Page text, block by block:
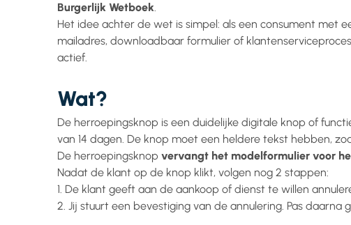
Burgerlijk Wetboek.
Het idee achter de wet is simpel: als een consument met
mailadres, downloadbaar formulier of
actief.
Wat?
De herroepingsknop is een duidelijke digitale knop of
van 14 dagen. De knop moet een heldere tekst hebben,
De herroepingsknop vervangt het modelformulier voor
Nadat de klant op de knop klikt, volgen nog 2 stappen:
1. De klant geeft aan de aankoop of dienst te willen
2. Jij stuurt een bevestiging van de annulering. Pas